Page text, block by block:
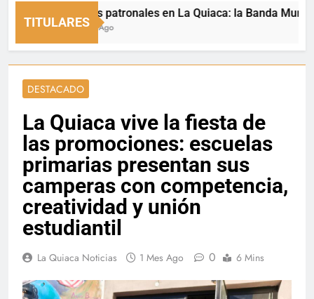
TITULARES
Fiestas patronales en La Quiaca: la Banda Municipal
5 Horas Ago
DESTACADO
La Quiaca vive la fiesta de
las promociones: escuelas
primarias presentan sus
camperas con competencia,
creatividad y unión
estudiantil
La Quiaca Noticias 1 Mes Ago 0 6 Mins